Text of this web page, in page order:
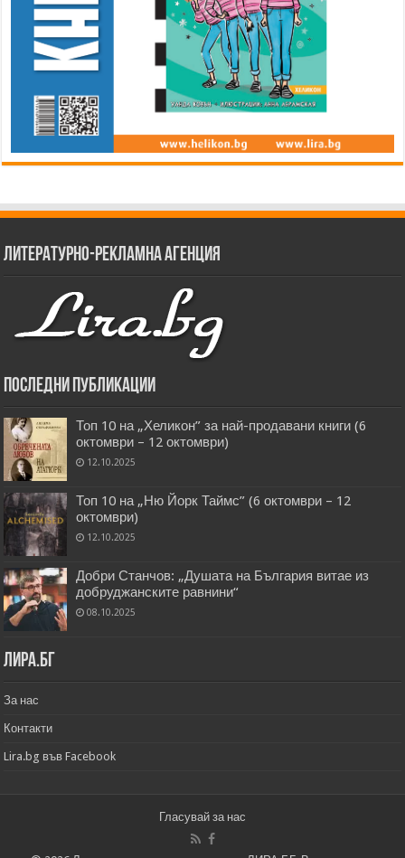
Литературно-рекламна агенция
Последни публикации
Топ 10 на „Хеликон” за най-продавани книги (6
октомври – 12 октомври)
12.10.2025
Топ 10 на „Ню Йорк Таймс” (6 октомври – 12
октомври)
12.10.2025
Добри Станчов: „Душата на България витае из
добруджанските равнини“
08.10.2025
Лира.бг
За нас
Контакти
Lira.bg във Facebook
Гласувай за нас